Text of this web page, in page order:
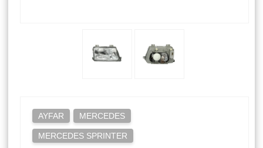
AYFAR MERCEDES
MERCEDES SPRINTER